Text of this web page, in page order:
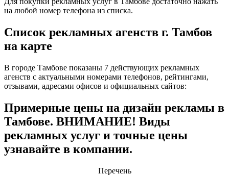
на любой номер телефона из списка.
Список рекламных агенств г. Тамбов
на карте
В городе Тамбове показаны 7 действующих рекламных
агенств с актуальными номерами телефонов, рейтингами,
отзывами, адресами офисов и официальных сайтов:
Примерные цены на дизайн рекламы в
Тамбове. ВНИМАНИЕ! Виды
рекламных услуг и точные цены
узнавайте в компании.
Перечень